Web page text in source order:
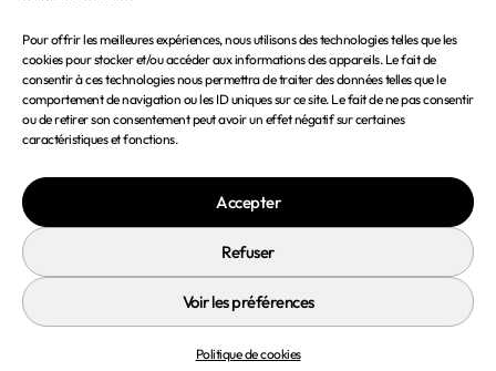
Pour offrir les meilleures expériences, nous utilisons des technologies telles que les
cookies pour stocker et/ou accéder aux informations des appareils. Le fait de
consentir à ces technologies nous permettra de traiter des données telles que le
comportement de navigation ou les ID uniques sur ce site. Le fait de ne pas consentir
ou de retirer son consentement peut avoir un effet négatif sur certaines
caractéristiques et fonctions.
Accepter
Refuser
Voir les préférences
Politique de cookies
Mentions légales
Conditions générales d'utilisation
Conditions générales de vente
Politique de cookies
© 2026 Profession Carrossier - Tous droits réservés